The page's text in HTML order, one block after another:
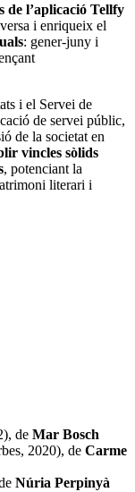
de l’aplicació Tellfy
i enriqueix el
: gener-juny i
i el Servei de
de servei públic,
de la societat en
vincles sòlids
, potenciant la
literari i
de Mar Bosch
2020), de Carme
Núria Perpinyà